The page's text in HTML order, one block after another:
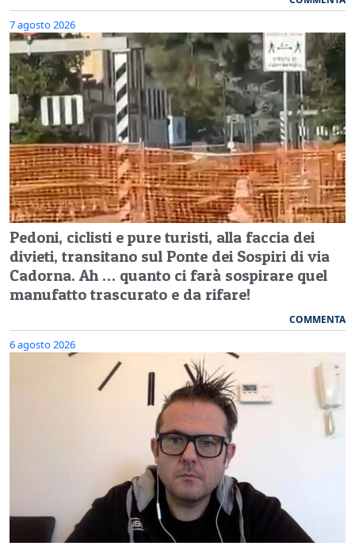
7 agosto 2026
Pedoni, ciclisti e pure turisti, alla faccia dei
divieti, transitano sul Ponte dei Sospiri di via
Cadorna. Ah … quanto ci farà sospirare quel
manufatto trascurato e da rifare!
COMMENTA
6 agosto 2026